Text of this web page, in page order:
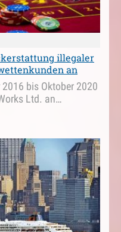
illegaler
an
bis Oktober 2020
Ltd. an…